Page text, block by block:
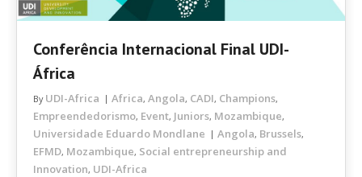
Conferência Internacional Final UDI-
África
By UDI-Africa Africa, Angola, CADI, Champions,
Empreendedorismo, Event, Juniors, Mozambique,
Universidade Eduardo Mondlane Angola, Brussels,
EFMD, Mozambique, Social entrepreneurship and
Innovation, UDI-Africa